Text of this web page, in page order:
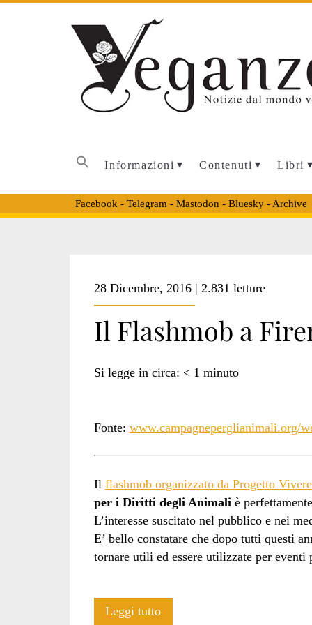
Informazioni Contenuti Libri
Facebook - Telegram - Mastodon - Bluesky- Archive
<span>Giornata
per
diritti
degli
28 Dicembre, 2016 | 2.831 letture
Il Flashmob a
Si legge in circa: < 1 minuto
Fonte: www.campagneperglianimali.org/
Il flashmob organizzato da Progetto
per i Diritti degli Animali è
L’interesse suscitato nel pubblico e nei
E’ bello constatare che dopo tutti questi
tornare utili ed essere utilizzate per eventi
Leggi tuttoIl